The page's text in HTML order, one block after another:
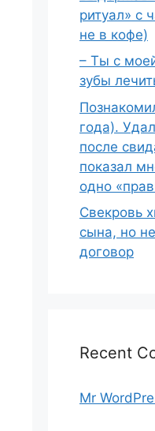
ритуал» с
не в кофе)
– Ты с
зубы
года).
после
показал
одно
Свекровь
сына, но
договор
Recent
Mr